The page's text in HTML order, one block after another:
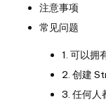
注意事项
常见问题
1. 可以拥
2. 创建
3. 任何人